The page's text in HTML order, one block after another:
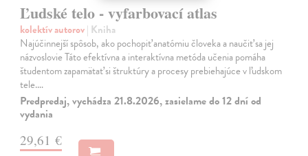
Ľudské telo - vyfarbovací atlas
kolektív autorov| Kniha
Najúčinnejší spôsob, ako pochopiť anatómiu človeka a naučiť sa jej
názvoslovie Táto efektívna a interaktívna metóda učenia pomáha
študentom zapamätať si štruktúry a procesy prebiehajúce v ľudskom
tele.…
Predpredaj, vychádza 21.8.2026, zasielame do 12 dní od
vydania
29,61 €